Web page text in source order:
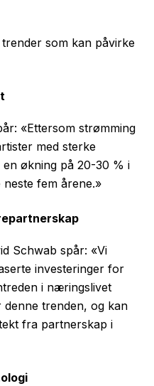
som kan påvirke
«Ettersom strømming
med sterke
en økning på 20-30 % i
neste fem årene.»
Schwab spår: «Vi
investeringer for
i næringslivet
trenden, og kan
fra partnerskap i